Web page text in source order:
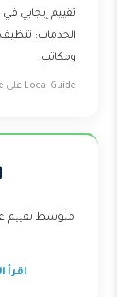
تقييم إيجابي
الخدمات:
ومكاتب.
Local Guide على Google
اقرأ